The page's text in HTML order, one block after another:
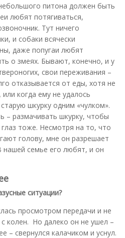
питона должен быть
любят потягиваться,
Тут ничего
и собаки всячески
даже попугаи любят
о змеях. Бывают, конечно, и у
свои переживания –
отказывается от еды, хотя не
когда ему не удалось
шкурку одним «чулком».
– размачивать шкурку, чтобы
тоже. Несмотря на то, что
голову, мне он разрешает
нашей семье его любят, и он
ситуации?
просмотром передачи и не
колен. Но далеко он не ушел –
– свернулся калачиком и уснул.